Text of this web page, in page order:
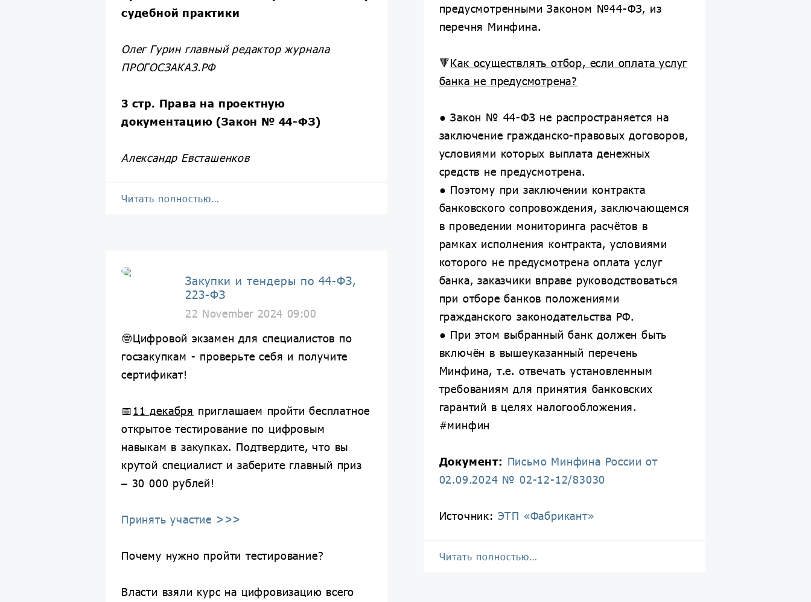
судебной практики
Олег Гурин главный редактор журнала
ПРОГОСЗАКАЗ.РФ
3 стр. Права на проектную
документацию (Закон № 44-ФЗ)
Александр Евсташенков
Читать полностью…
Закупки и тендеры по 44-ФЗ,
223-ФЗ
22 November 2024 09:00
🤓Цифровой экзамен для специалистов по
госзакупкам - проверьте себя и получите
сертификат!
📅 11 декабря приглашаем пройти бесплатное
открытое тестирование по цифровым
навыкам в закупках. Подтвердите, что вы
крутой специалист и заберите главный приз
– 30 000 рублей!
Принять участие >>>
Почему нужно пройти тестирование?
Власти взяли курс на цифровизацию всего
предусмотренными Законом №44-ФЗ, из
перечня Минфина.
🔻Как осуществлять отбор, если оплата услуг
банка не предусмотрена?
● Закон № 44-ФЗ не распространяется на
заключение гражданско-правовых договоров,
условиями которых выплата денежных
средств не предусмотрена.
● Поэтому при заключении контракта
банковского сопровождения, заключающемся
в проведении мониторинга расчётов в
рамках исполнения контракта, условиями
которого не предусмотрена оплата услуг
банка, заказчики вправе руководствоваться
при отборе банков положениями
гражданского законодательства РФ.
● При этом выбранный банк должен быть
включён в вышеуказанный перечень
Минфина, т.е. отвечать установленным
требованиям для принятия банковских
гарантий в целях налогообложения.
#минфин
Документ: Письмо Минфина России от
02.09.2024 № 02-12-12/83030
Источник: ЭТП «Фабрикант»
Читать полностью…